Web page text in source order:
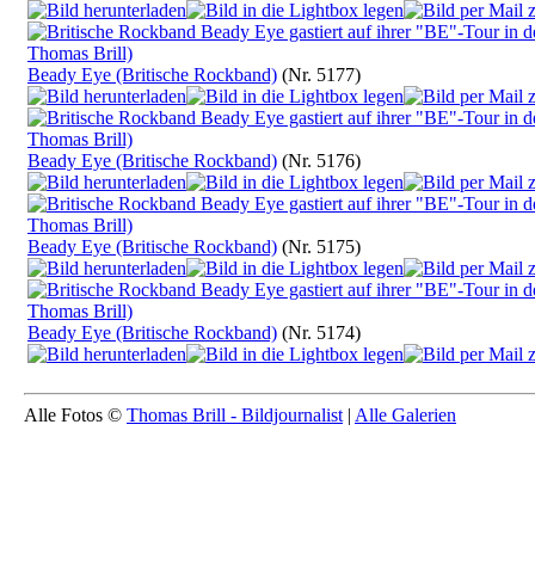
Beady Eye (Britische Rockband) (Nr. 5177)
Beady Eye (Britische Rockband) (Nr. 5176)
Beady Eye (Britische Rockband) (Nr. 5175)
Beady Eye (Britische Rockband) (Nr. 5174)
Alle Fotos © Thomas Brill - Bildjournalist | Alle Galerien